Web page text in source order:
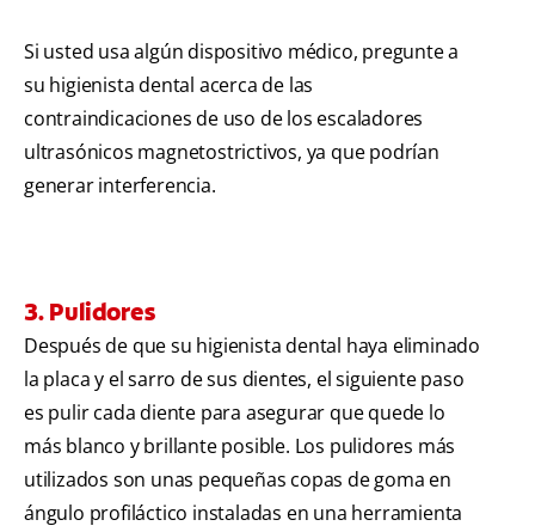
Si usted usa algún dispositivo médico, pregunte a
su higienista dental acerca de las
contraindicaciones de uso de los escaladores
ultrasónicos magnetostrictivos, ya que podrían
generar interferencia.
3. Pulidores
Después de que su higienista dental haya eliminado
la placa y el sarro de sus dientes, el siguiente paso
es pulir cada diente para asegurar que quede lo
más blanco y brillante posible. Los pulidores más
utilizados son unas pequeñas copas de goma en
ángulo profiláctico instaladas en una herramienta